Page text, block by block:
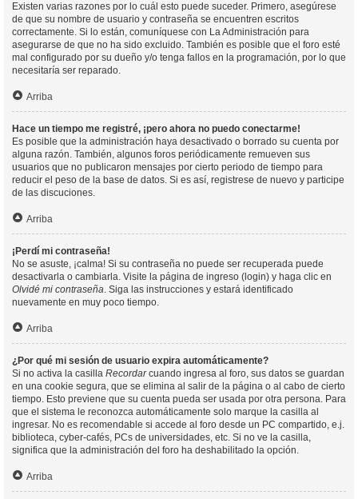
Existen varias razones por lo cuál esto puede suceder. Primero, asegúrese
de que su nombre de usuario y contraseña se encuentren escritos
correctamente. Si lo están, comuníquese con La Administración para
asegurarse de que no ha sido excluido. También es posible que el foro esté
mal configurado por su dueño y/o tenga fallos en la programación, por lo que
necesitaría ser reparado.
Arriba
Hace un tiempo me registré, ¡pero ahora no puedo conectarme!
Es posible que la administración haya desactivado o borrado su cuenta por
alguna razón. También, algunos foros periódicamente remueven sus
usuarios que no publicaron mensajes por cierto periodo de tiempo para
reducir el peso de la base de datos. Si es así, registrese de nuevo y participe
de las discuciones.
Arriba
¡Perdí mi contraseña!
No se asuste, ¡calma! Si su contraseña no puede ser recuperada puede
desactivarla o cambiarla. Visite la página de ingreso (login) y haga clic en
Olvidé mi contraseña. Siga las instrucciones y estará identificado
nuevamente en muy poco tiempo.
Arriba
¿Por qué mi sesión de usuario expira automáticamente?
Si no activa la casilla Recordarcuando ingresa al foro, sus datos se guardan
en una cookie segura, que se elimina al salir de la página o al cabo de cierto
tiempo. Esto previene que su cuenta pueda ser usada por otra persona. Para
que el sistema le reconozca automáticamente solo marque la casilla al
ingresar. No es recomendable si accede al foro desde un PC compartido, e.j.
biblioteca, cyber-cafés, PCs de universidades, etc. Si no ve la casilla,
significa que la administración del foro ha deshabilitado la opción.
Arriba